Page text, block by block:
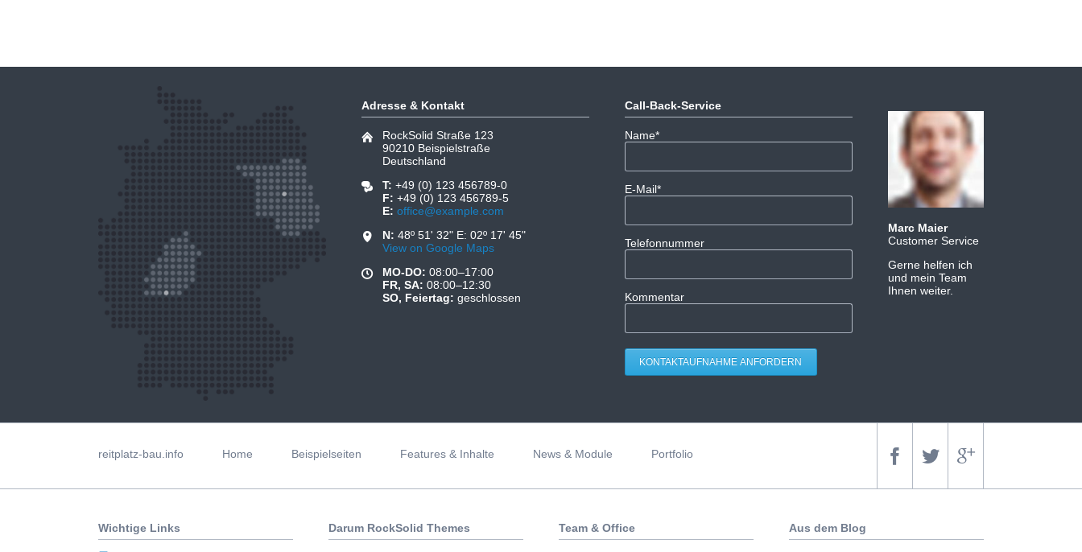
Adresse & Kontakt
RockSolid Straße 123
90210 Beispielstraße
Deutschland
T: +49 (0) 123 456789-0
F: +49 (0) 123 456789-5
E: office@example.com
N: 48º 51' 32" E: 02º 17' 45"
View on Google Maps
MO-DO: 08:00–17:00
FR, SA: 08:00–12:30
SO, Feiertag: geschlossen
Call-Back-Service
Pflichtfeld
Name*
Pflichtfeld
E-Mail*
Telefonnummer
Kommentar
KONTAKTAUFNAHME ANFORDERN
Marc Maier
Customer Service
Gerne helfen ich
und mein Team
Ihnen weiter.
reitplatz-bau.info
Home Beispielseiten Features & Inhalte News & Module Portfolio
Wichtige Links Darum RockSolid Themes Team & Office Aus dem Blog